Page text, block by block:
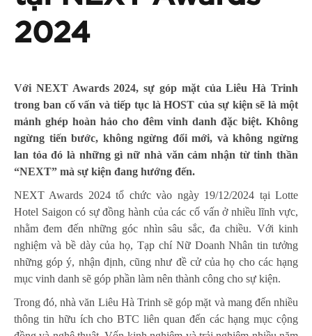
2024
Với NEXT Awards 2024, sự góp mặt của Liêu Hà Trinh
trong ban cố vấn và tiếp tục là HOST của sự kiện sẽ là một
mảnh ghép hoàn hảo cho đêm vinh danh đặc biệt. Không
ngừng tiến bước, không ngừng đổi mới, và không ngừng
lan tỏa đó là những gì nữ nhà văn cảm nhận từ tinh thần
“NEXT” mà sự kiện đang hướng đến.
NEXT Awards 2024 tổ chức vào ngày 19/12/2024 tại Lotte
Hotel Saigon có sự đồng hành của các cố vấn ở nhiều lĩnh vực,
nhằm đem đến những góc nhìn sâu sắc, đa chiều. Với kinh
nghiệm và bề dày của họ, Tạp chí Nữ Doanh Nhân tin tưởng
những góp ý, nhận định, cũng như đề cử của họ cho các hạng
mục vinh danh sẽ góp phần làm nên thành công cho sự kiện.
Trong đó, nhà văn Liêu Hà Trinh sẽ góp mặt và mang đến nhiều
thông tin hữu ích cho BTC liên quan đến các hạng mục cộng